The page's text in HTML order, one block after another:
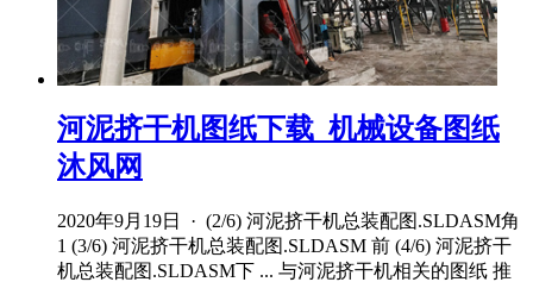
河泥挤干机图纸下载_机械设备图纸
沐风网
2020年9月19日 · (2/6) 河泥挤干机总装配图.SLDASM角
1 (3/6) 河泥挤干机总装配图.SLDASM 前 (4/6) 河泥挤干
机总装配图.SLDASM下 ... 与河泥挤干机相关的图纸 推